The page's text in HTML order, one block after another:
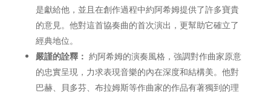
是獻給他，並且在創作過程中約阿希姆提供了許多寶貴
的意見。他對這首協奏曲的首次演出，更幫助它確立了
經典地位。
嚴謹的詮釋： 約阿希姆的演奏風格，強調對作曲家原意
的忠實呈現，力求表現音樂的內在深度和結構美。他對
巴赫、貝多芬、布拉姆斯等作曲家的作品有著獨到的理